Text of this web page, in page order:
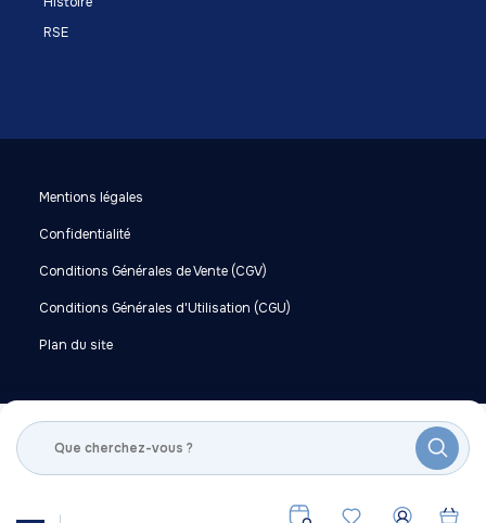
RSE
Mentions légales
Confidentialité
Conditions Générales de Vente (CGV)
Conditions Générales d'Utilisation (CGU)
Plan du site